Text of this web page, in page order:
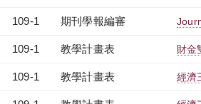
109-1 期刊學報編審
109-1 教學計畫表 財金
109-1 教學計畫表 經濟